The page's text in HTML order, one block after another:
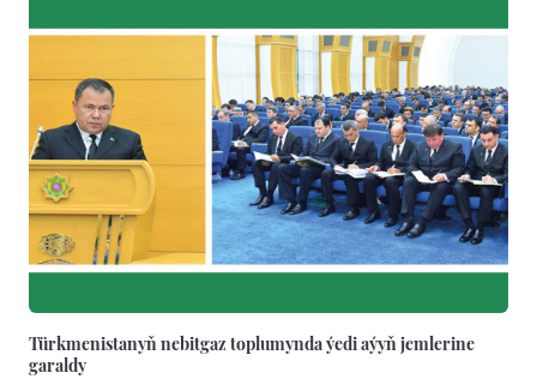
Türkmenistanyň nebitgaz toplumynda ýedi aýyň jemlerine
garaldy